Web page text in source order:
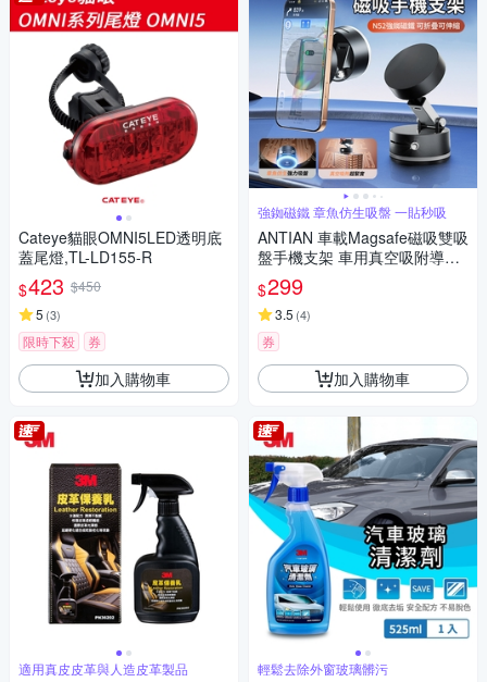
Cateye貓眼OMNI5LED透明底
蓋尾燈,TL-LD155-R
$423 $450
5 (3)
限時下殺 券
加入購物車
適用真皮皮革與人造皮革製品
強銣磁鐵 章魚仿生吸盤 一貼秒吸
ANTIAN 車載Magsafe磁吸雙吸
盤手機支架 車用真空吸附導航
支架 汽車可伸縮雙重調節手機
架
$299
3.5 (4)
券
加入購物車
輕鬆去除外窗玻璃髒污